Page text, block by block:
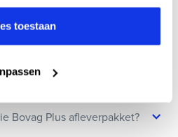
toestaan
nog beschikbaar is?
Bovag Plus afleverpakket?